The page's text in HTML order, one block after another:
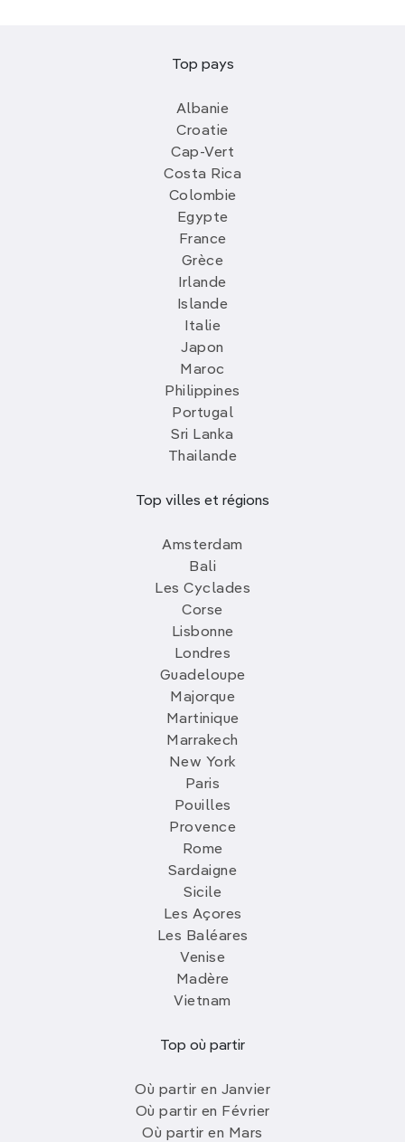
Top pays
Albanie
Croatie
Cap-Vert
Costa Rica
Colombie
Egypte
France
Grèce
Irlande
Islande
Italie
Japon
Maroc
Philippines
Portugal
Sri Lanka
Thailande
Top villes et régions
Amsterdam
Bali
Les Cyclades
Corse
Lisbonne
Londres
Guadeloupe
Majorque
Martinique
Marrakech
New York
Paris
Pouilles
Provence
Rome
Sardaigne
Sicile
Les Açores
Les Baléares
Venise
Madère
Vietnam
Top où partir
Où partir en Janvier
Où partir en Février
Où partir en Mars